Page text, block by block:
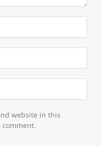
website in this